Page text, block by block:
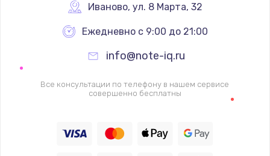
Иваново, ул. 8 Марта, 32
Ежедневно с 9:00 до 21:00
info@note-iq.ru
Все консультации по телефону в нашем сервисе
совершенно бесплатны